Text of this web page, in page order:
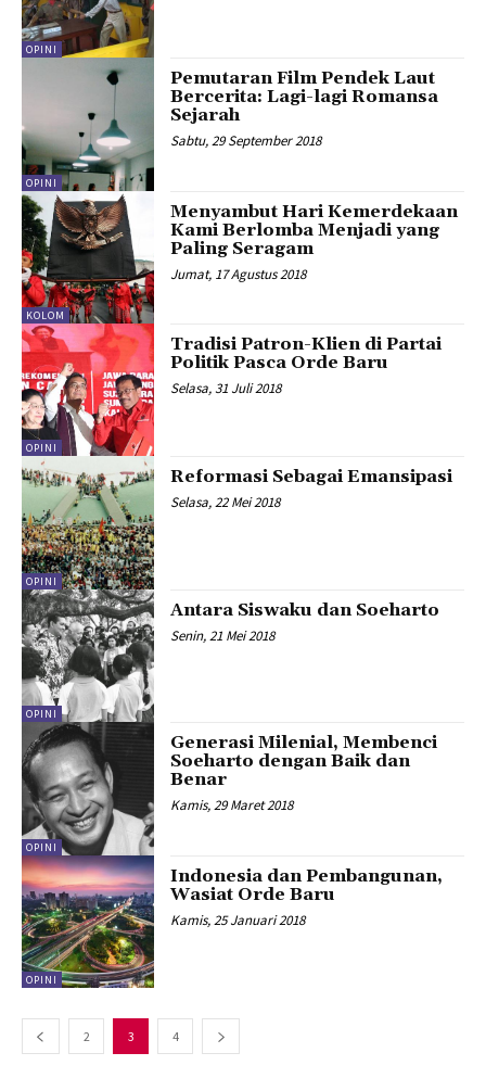
OPINI
OPINI
Pemutaran Film Pendek Laut
Bercerita: Lagi-lagi Romansa
Sejarah
Sabtu, 29 September 2018
KOLOM
Menyambut Hari Kemerdekaan
Kami Berlomba Menjadi yang
Paling Seragam
Jumat, 17 Agustus 2018
OPINI
Tradisi Patron-Klien di Partai
Politik Pasca Orde Baru
Selasa, 31 Juli 2018
OPINI
Reformasi Sebagai Emansipasi
Selasa, 22 Mei 2018
OPINI
Antara Siswaku dan Soeharto
Senin, 21 Mei 2018
OPINI
Generasi Milenial, Membenci
Soeharto dengan Baik dan
Benar
Kamis, 29 Maret 2018
OPINI
Indonesia dan Pembangunan,
Wasiat Orde Baru
Kamis, 25 Januari 2018
2 3 4